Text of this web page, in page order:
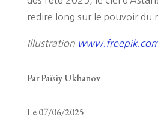
redire long sur le pouvoir du
Illustration
Par Païsiy Ukhanov
Le 07/06/2025